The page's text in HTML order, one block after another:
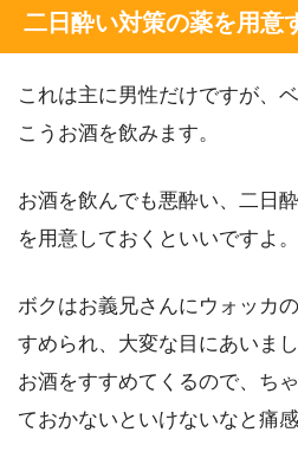
二日酔い対策の薬を用意
これは主に男性だけですが、
こうお酒を飲みます。
お酒を飲んでも悪酔い、二日
を用意しておくといいですよ。
ボクはお義兄さんにウォッカ
すめられ、大変な目にあいま
お酒をすすめてくるので、ち
ておかないといけないなと痛感